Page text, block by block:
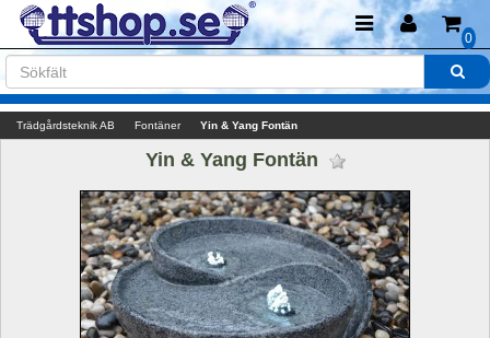
0
Trädgårdsteknik AB Fontäner Yin & Yang Fontän
Yin & Yang Fontän